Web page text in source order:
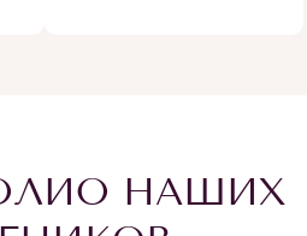
НАШИХ